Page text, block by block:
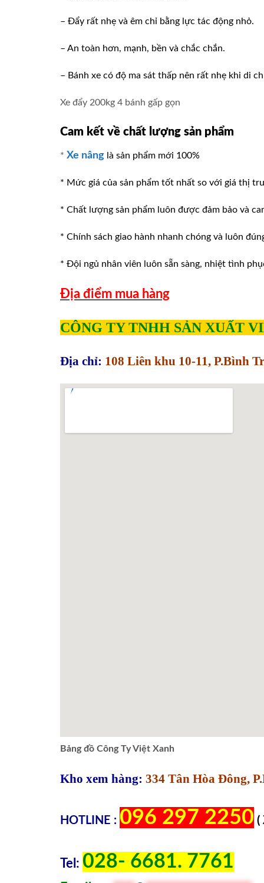
– Đẩy rất nhẹ và êm chỉ bằng lực tác động nhỏ.
– An toàn hơn, mạnh, bền và chắc chắn.
– Bánh xe có độ ma sát thấp nên rất nhẹ khi di
Xe đẩy 200kg 4 bánh gấp gọn
Cam kết về chất lượng sản phẩm
* Xe nâng là sản phẩm mới 100%
* Mức giá của sản phẩm tốt nhất so với giá thị
* Chất lượng sản phẩm luôn được đảm bảo và
* Chính sách giao hành nhanh chóng và luôn
* Đội ngủ nhân viên luôn sẵn sàng, nhiệt tình
Địa điểm mua hàng
CÔNG TY TNHH SẢN XUẤT
Địa chỉ: 108 Liên khu 10-11, P.Bình
Bảng đồ Công Ty Việt Xanh
Kho xem hàng: 334 Tân Hòa Đông,
HOTLINE : 096 297 2250 (
Tel: 028- 6681. 7761